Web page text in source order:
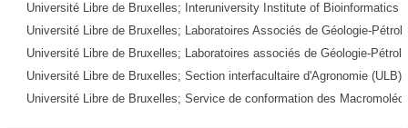
Université Libre de Bruxelles; Interuniversity Institute of Bioinformatics
Université Libre de Bruxelles; Laboratoires Associés de Géologie-
Université Libre de Bruxelles; Laboratoires associés de Géologie-
Université Libre de Bruxelles; Section interfacultaire d'Agronomie (ULB),
Université Libre de Bruxelles; Service de conformation des